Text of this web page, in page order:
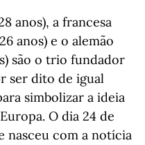
anos), a francesa
anos) e o alemão
são o trio fundador
ser dito de igual
simbolizar a ideia
O dia 24 de
nasceu com a notícia